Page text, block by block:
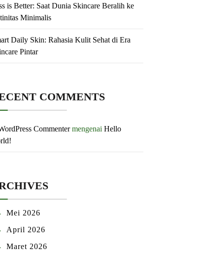
is Better: Saat Dunia Skincare Beralih ke
Minimalis
Daily Skin: Rahasia Kulit Sehat di Era
Pintar
COMMENTS
Commentermengenai Hello
Mei 2026
April 2026
Maret 2026